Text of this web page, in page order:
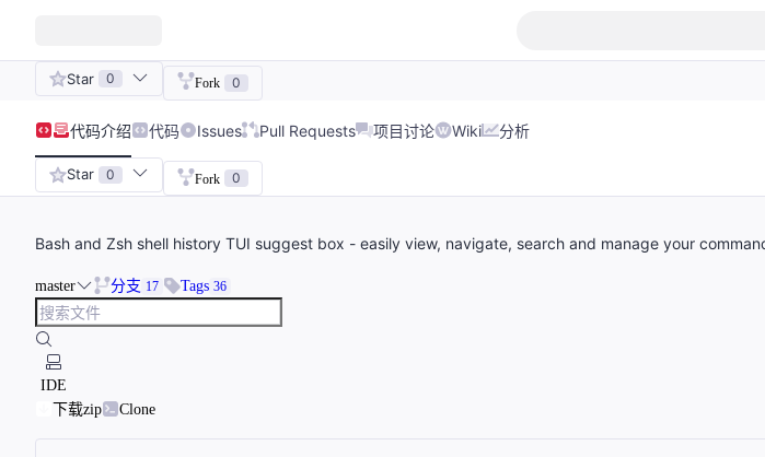
Star 0 Fork 0
代码介绍 代码 Issues Pull Requests 项目讨论 Wiki 分析
Star 0 Fork 0
Bash and Zsh shell history TUI suggest box - easily view, navigate, search and manage your
master 分支 17 Tags 36
IDE
下载zip
Clone